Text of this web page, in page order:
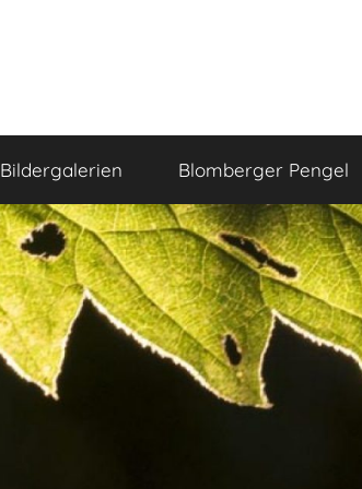
Bildergalerien Blomberger Pengel